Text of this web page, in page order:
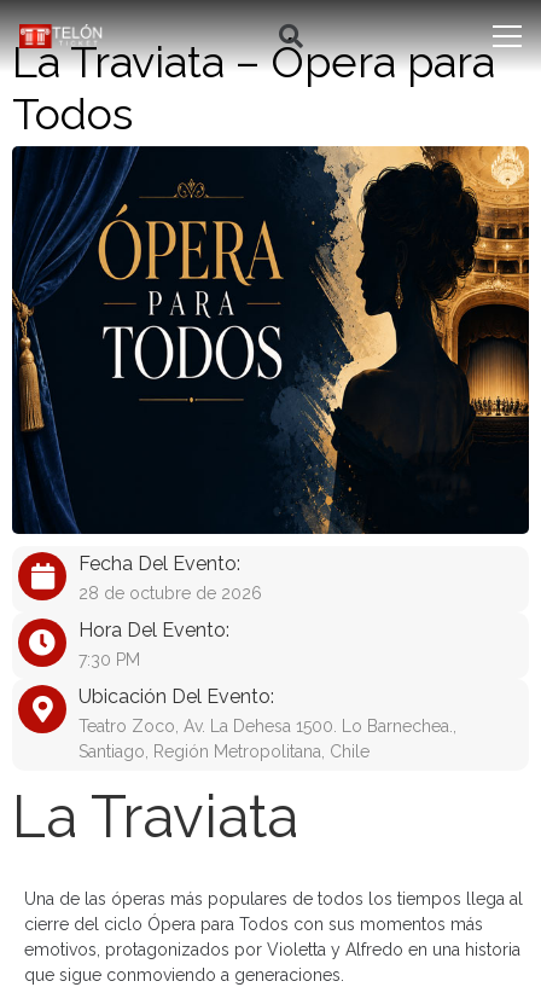
La Traviata – Ópera para
Todos
Fecha Del Evento:
28 de octubre de 2026
Hora Del Evento:
7:30 PM
Ubicación Del Evento:
Teatro Zoco, Av. La Dehesa 1500. Lo Barnechea.,
Santiago, Región Metropolitana, Chile
La Traviata
Una de las óperas más populares de todos los tiempos llega al
cierre del ciclo Ópera para Todos con sus momentos más
emotivos, protagonizados por Violetta y Alfredo en una historia
que sigue conmoviendo a generaciones.